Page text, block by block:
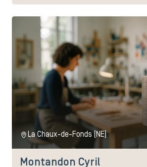
La Chaux-de-Fonds (NE)
Montandon Cyril